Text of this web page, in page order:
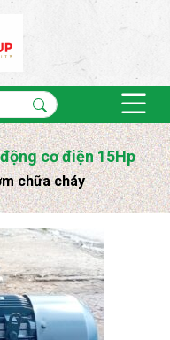
cơ điện 15Hp
chữa cháy